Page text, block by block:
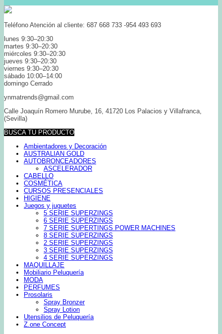
Teléfono Atención al cliente: 687 668 733 -954 493 693
lunes 9:30–20:30
martes 9:30–20:30
miércoles 9:30–20:30
jueves 9:30–20:30
viernes 9:30–20:30
sábado 10:00–14:00
domingo Cerrado
ynmatrends@gmail.com
Calle Joaquín Romero Murube, 16, 41720 Los Palacios y Villafranca,
(Sevilla)
BUSCA TU PRODUCTO
Ambientadores y Decoración
AUSTRALIAN GOLD
AUTOBRONCEADORES
ASCELERADOR
CABELLO
COSMÉTICA
CURSOS PRESENCIALES
HIGIENE
Juegos y juguetes
5 SERIE SUPERZINGS
6 SERIE SUPERZINGS
7 SERIE SUPERTINGS POWER MACHINES
8 SERIE SUPERZINGS
2 SERIE SUPERZINGS
3 SERIE SUPERZINGS
4 SERIE SUPERZINGS
MAQUILLAJE
Mobiliario Peluquería
MODA
PERFUMES
Prosolaris
Spray Bronzer
Spray Lotion
Utensilios de Peluquería
Z.one Concept